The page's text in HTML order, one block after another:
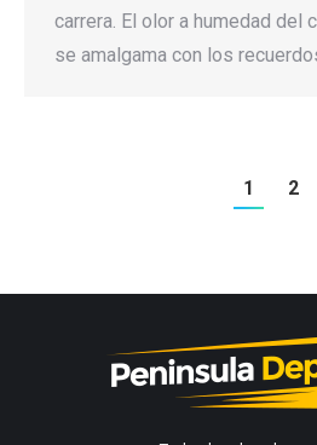
carrera. El olor a humedad del
se amalgama con los
1 2